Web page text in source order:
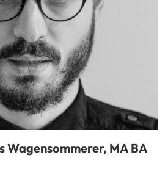
Wagensommerer, MA BA